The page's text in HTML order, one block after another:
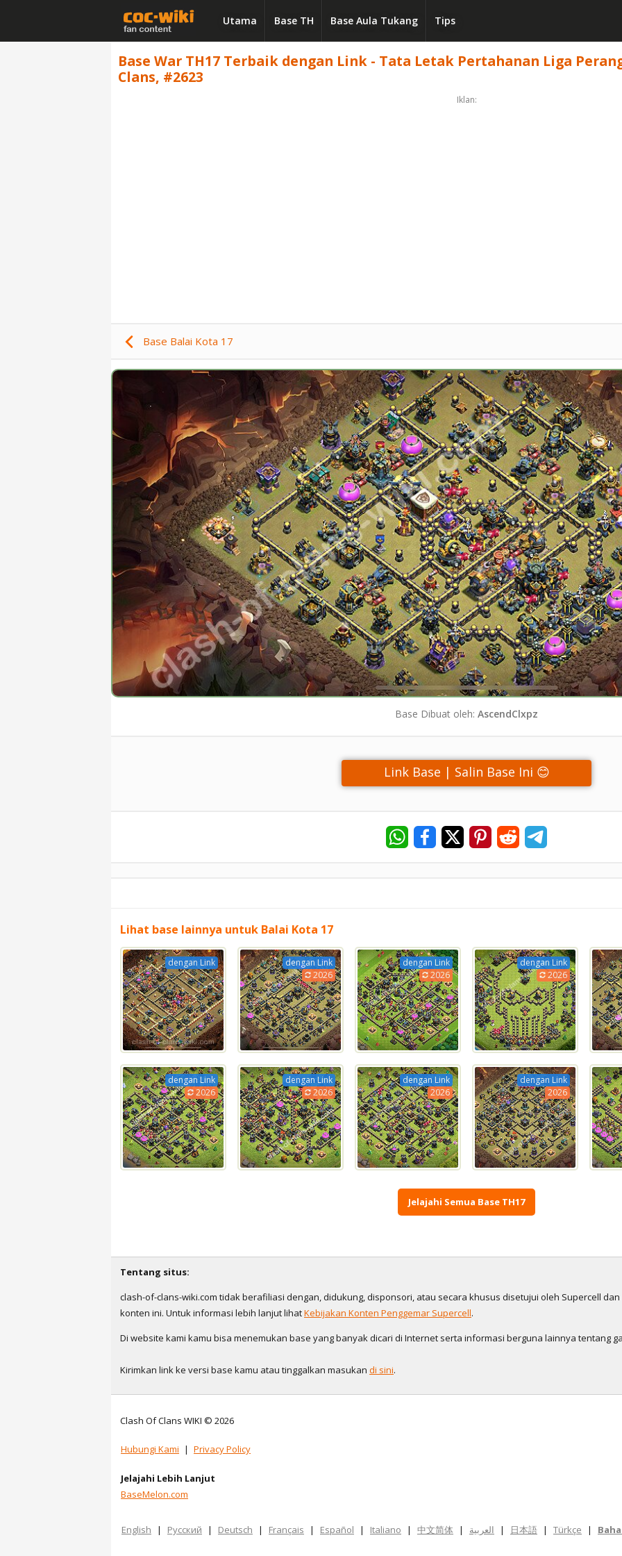
Utama Base TH Base Aula Tukang Tips
Base War TH17 Terbaik dengan Link - Tata Letak Pertahanan Liga
Clans, #2623
Iklan:
Base Balai Kota 17
Base Dibuat oleh: AscendClxpz
Link Base | Salin Base Ini 😊
Lihat base lainnya untuk Balai Kota 17
dengan Link
dengan Link
2026
dengan Link
2026
dengan Link
2026
dengan Link
2026
dengan Link
2026
dengan Link
2026
dengan Link
2026
Jelajahi Semua Base TH17
Tentang situs:
clash-of-clans-wiki.com tidak berafiliasi dengan, didukung, disponsori, atau secara khusus disetujui oleh Supercell
konten ini. Untuk informasi lebih lanjut lihatKebijakan Konten Penggemar Supercell.
Di website kami kamu bisa menemukan base yang banyak dicari di Internet serta informasi berguna lainnya tentang
Kirimkan link ke versi base kamu atau tinggalkan masukan di sini.
Clash Of Clans WIKI © 2026
Hubungi Kami | Privacy Policy
Jelajahi Lebih Lanjut
BaseMelon.com
English | Русский | Deutsch | Français | Español | Italiano | 中文简体 | العربية | 日本語 | Türkçe |